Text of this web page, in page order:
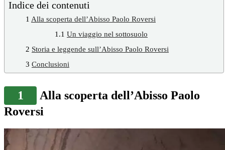
Indice dei contenuti
1 Alla scoperta dell’Abisso Paolo Roversi
1.1 Un viaggio nel sottosuolo
2 Storia e leggende sull’Abisso Paolo Roversi
3 Conclusioni
1
Alla scoperta dell’Abisso Paolo
Roversi